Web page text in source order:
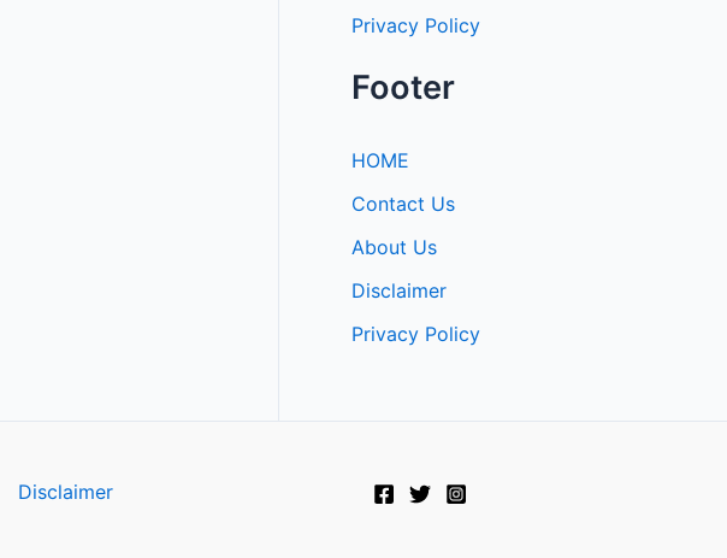
Privacy Policy
Footer
HOME
Contact Us
About Us
Disclaimer
Privacy Policy
Disclaimer